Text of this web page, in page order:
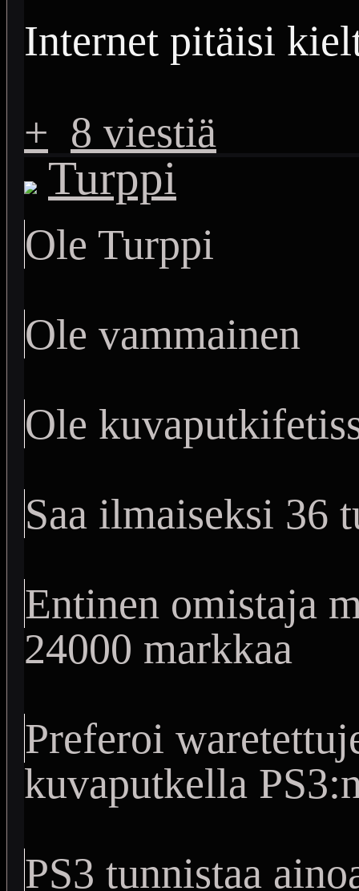
Internet pitäisi
+ 8 viestiä
Turppi
Ole Turppi
Ole vammainen
Ole
Saa ilmaiseksi 36
Entinen omistaja
24000 markkaa
Preferoi
kuvaputkella
PS3 tunnistaa